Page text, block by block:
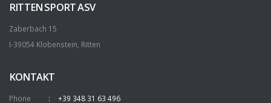
RITTEN SPORT ASV
Zaberbach 15
I-39054 Klobenstein, Ritten
KONTAKT
Phone
+39 348 31 63 496